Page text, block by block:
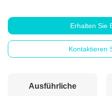
Erhalten Sie
Kontaktieren
Ausführliche